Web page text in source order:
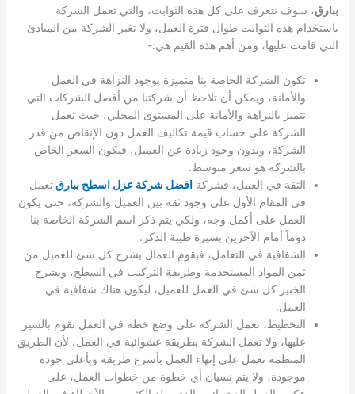
ببارق، سوف نتعرف على كل هذه الثوابت، والتي تعمل الشركة
باستخدام هذه الثوابت طوال فترة العمل، ولا تغير الشركة من المبادئ
التي قامت عليها، ومن أهم هذه القيم هي:-
تكون الشركة الخاصة بنا متميزة بوجود النزاهة في العمل
والأمانة، ويمكن أن تلاحظ أن شركتنا من أفضل الشركات التي
تتميز بالنزاهة والأمانة على المستوى المحلي، حيث تعمل
الشركة على حساب قيمة تكاليف العمل دون الإنقاص من قدر
الشركة، وبدون وجود زيادة عن العميل، فيكون السعر الخاص
بالشركة هو سعر متوسط.
الثقة في العمل، فشركة افضل شركة عزل اسطح ببارقتعمل
في المقام الأول على وجود ثقة بين العميل والشركة، حتى يكون
العمل على أكمل وجه، ولكي يتم ذكر اسم الشركة الخاصة بنا
دوماً أمام الآخرين بسيرة طيبة الذكر.
الشفافية في التعامل، فيقوم العمال بشرح كل شئ للعميل من
ثمن المواد المستخدمة وطريقة التركيب في السطح، ويشرح
الخبير كل شئ في العمل للعميل، ليكون هناك شفافية في
العمل.
التخطيط، تعمل الشركة على وضع خطة في العمل تقوم بالسير
عليها، ولا تعمل الشركة بطريقة عشوائية في العمل، لأن الطريق
المنظمة تعمل على إنهاء العمل بأسرع طريقة وبأعلى جودة
موجودة، ولا يتم نسيان أي خطوة من خطوات العمل، على